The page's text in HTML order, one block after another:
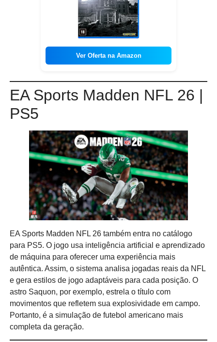
Ver Oferta na Amazon
EA Sports Madden NFL 26 |
PS5
EA Sports Madden NFL 26 também entra no catálogo
para PS5. O jogo usa inteligência artificial e aprendizado
de máquina para oferecer uma experiência mais
autêntica. Assim, o sistema analisa jogadas reais da NFL
e gera estilos de jogo adaptáveis para cada posição. O
astro Saquon, por exemplo, estrela o título com
movimentos que refletem sua explosividade em campo.
Portanto, é a simulação de futebol americano mais
completa da geração.